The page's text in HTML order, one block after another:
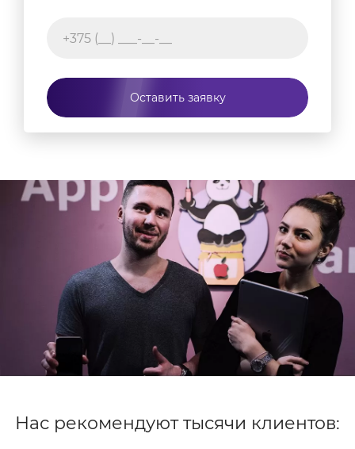
Оставить заявку
Нас рекомендуют тысячи клиентов: